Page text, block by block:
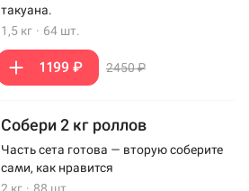
такуана.
1,5 кг · 64 шт.
1199 ₽ 2450 ₽
Собери 2 кг роллов
Часть сета готова — вторую соберите
сами, как нравится